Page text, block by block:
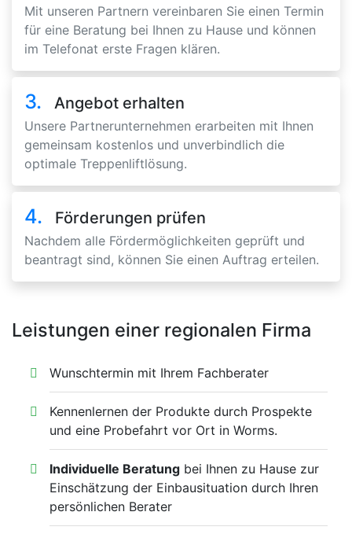
Mit unseren Partnern vereinbaren Sie einen Termin
für eine Beratung bei Ihnen zu Hause und können
im Telefonat erste Fragen klären.
3. Angebot erhalten
Unsere Partnerunternehmen erarbeiten mit Ihnen
gemeinsam kostenlos und unverbindlich die
optimale Treppenliftlösung.
4. Förderungen prüfen
Nachdem alle Fördermöglichkeiten geprüft und
beantragt sind, können Sie einen Auftrag erteilen.
Leistungen einer regionalen Firma
Wunschtermin mit Ihrem Fachberater
Kennenlernen der Produkte durch Prospekte
und eine Probefahrt vor Ort in Worms.
Individuelle Beratung bei Ihnen zu Hause zur
Einschätzung der Einbausituation durch Ihren
persönlichen Berater